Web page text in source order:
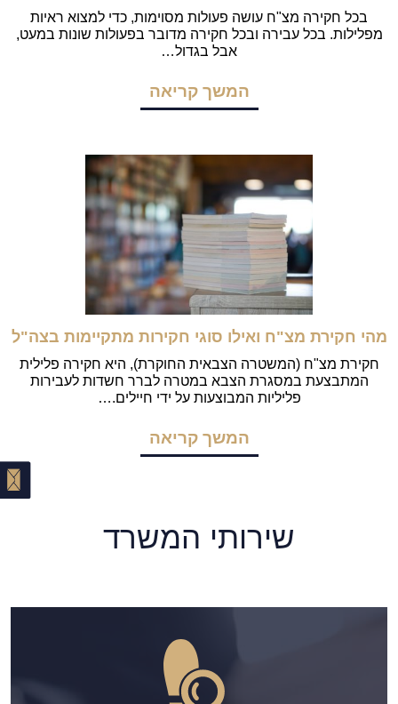
בכל חקירה מצ"ח עושה פעולות מסוימות, כדי למצוא ראיות
מפלילות. בכל עבירה ובכל חקירה מדובר בפעולות שונות במעט,
אבל בגדול…
המשך קריאה
מהי חקירת מצ"ח ואילו סוגי חקירות מתקיימות בצה"ל
חקירת מצ"ח (המשטרה הצבאית החוקרת), היא חקירה פלילית
המתבצעת במסגרת הצבא במטרה לברר חשדות לעבירות
פליליות המבוצעות על ידי חיילים.…
המשך קריאה
שירותי המשרד